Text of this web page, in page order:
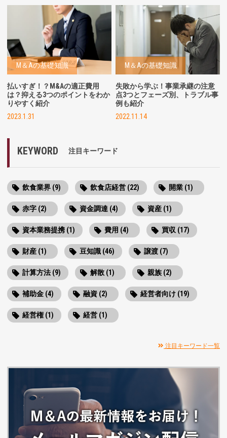
M＆Aの基礎知識
払いすぎ！？M&Aの適正費用
は？抑える3つのポイントをわか
りやすく紹介
2023.1.31
M＆Aの基礎知識
失敗から学ぶ！事業承継の注意
点3つとフェーズ別、トラブル事
例も紹介
2022.11.14
KEYWORD 注目キーワード
飲食業界 (9) 飲食店経営 (22) 開業 (1)
赤字 (2) 資金調達 (4) 資産 (1)
資本業務提携 (1) 費用 (4) 買収 (17)
財産 (1) 豆知識 (46) 譲渡 (7)
計算方法 (9) 解散 (1) 親族 (2)
補助金 (4) 融資 (2) 経営者向け (19)
経営権 (1) 経営 (1)
注目キーワード一覧